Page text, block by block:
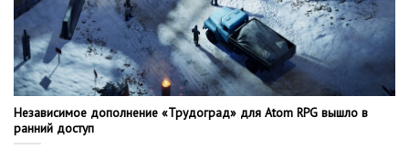
Независимое дополнение «Трудоград» для Atom RPG вышло в
ранний доступ